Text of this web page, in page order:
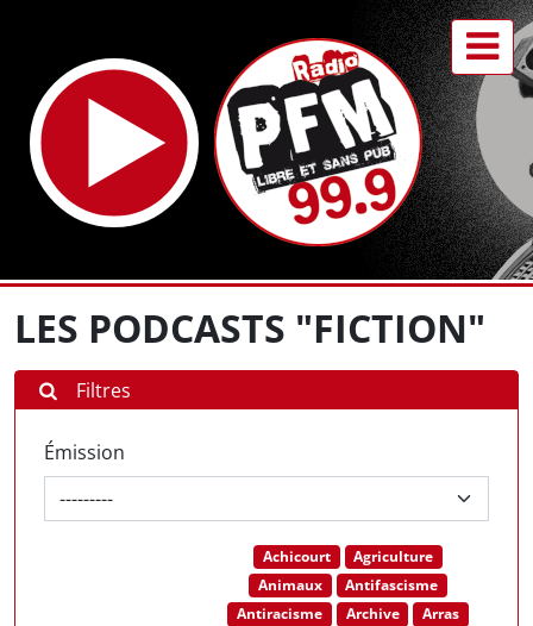
LES PODCASTS "FICTION"
Filtres
Émission
Achicourt
Agriculture
Animaux
Antifascisme
Antiracisme
Archive
Arras